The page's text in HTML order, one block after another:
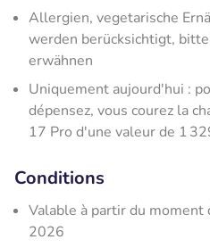
Allergien, vegetarische
werden berücksichtigt,
erwähnen
Uniquement aujourd'hui :
dépensez, vous courez la
17 Pro d'une valeur de 1
Conditions
Valable à partir du moment
2026